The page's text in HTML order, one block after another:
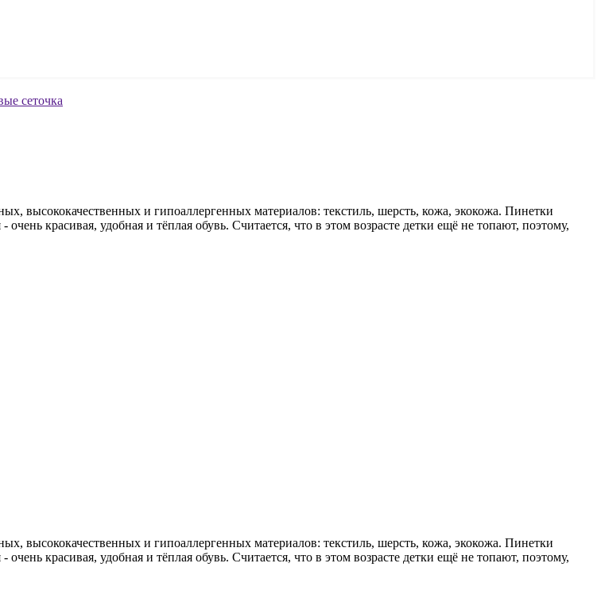
высококачественных и гипоаллергенных материалов: текстиль, шерсть, кожа, экокожа. Пинетки
красивая, удобная и тёплая обувь. Считается, что в этом возрасте детки ещё не топают, поэтому,
высококачественных и гипоаллергенных материалов: текстиль, шерсть, кожа, экокожа. Пинетки
красивая, удобная и тёплая обувь. Считается, что в этом возрасте детки ещё не топают, поэтому,